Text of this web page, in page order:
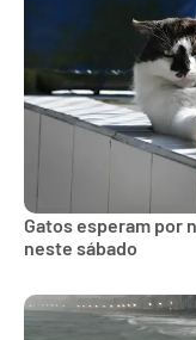
Gatos esperam por
neste sábado